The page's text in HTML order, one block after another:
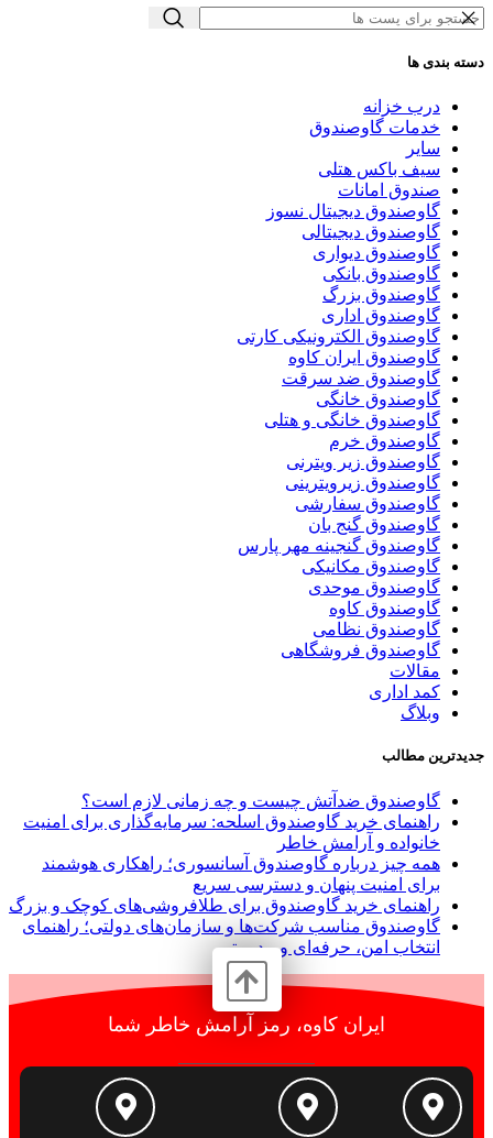
دسته بندی ها
درب خزانه
خدمات گاوصندوق
سایر
سیف باکس هتلی
صندوق امانات
گاوصندوق دیجیتال نسوز
گاوصندوق دیجیتالی
گاوصندوق دیواری
گاوصندوق بانکی
گاوصندوق بزرگ
گاوصندوق اداری
گاوصندوق الکترونیکی کارتی
گاوصندوق ایران کاوه
گاوصندوق ضد سرقت
گاوصندوق خانگی
گاوصندوق خانگی و هتلی
گاوصندوق خرم
گاوصندوق زیر ویترنی
گاوصندوق زیرویترینی
گاوصندوق سفارشی
گاوصندوق گنج بان
گاوصندوق گنجینه مهر پارس
گاوصندوق مکانیکی
گاوصندوق موحدی
گاوصندوق کاوه
گاوصندوق نظامی
گاوصندوق فروشگاهی
مقالات
کمد اداری
وبلاگ
جدیدترین مطالب
گاوصندوق ضدآتش چیست و چه زمانی لازم است؟
راهنمای خرید گاوصندوق اسلحه: سرمایه‌گذاری برای امنیت
خانواده و آرامش خاطر
همه چیز درباره گاوصندوق آسانسوری؛ راهکاری هوشمند
برای امنیت پنهان و دسترسی سریع
راهنمای خرید گاوصندوق برای طلافروشی‌های کوچک و بزرگ
گاوصندوق مناسب شرکت‌ها و سازمان‌های دولتی؛ راهنمای
انتخاب امن، حرفه‌ای و مدیریتی
ایران کاوه، رمز آرامش خاطر شما